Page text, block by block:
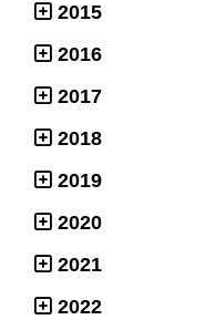
2015
2016
2017
2018
2019
2020
2021
2022